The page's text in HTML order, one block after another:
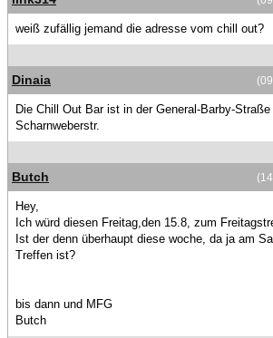
weiß zufällig jemand die adresse vom chill out?
Dinaia
Die Chill Out Bar ist in der General-Barby-
Scharnweberstr.
Butch
Hey,
Ich würd diesen Freitag,den 15.8, zum
Ist der denn überhaupt diese woche, da ja am
Treffen ist?
bis dann und MFG
Butch